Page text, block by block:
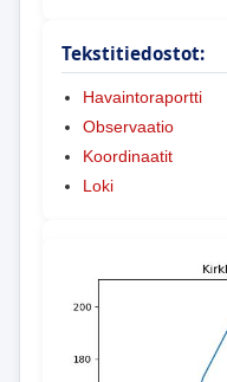
Tekstitiedostot:
Havaintoraportti
Observaatio
Koordinaatit
Loki